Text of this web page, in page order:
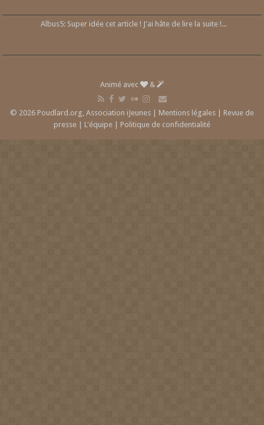
Albus5: Super idée cet article ! J'ai hâte de lire la suite !...
Animé avec &
© 2026 Poudlard.org, Association iJeunes | Mentions légales
Revue de
presse
L'équipe Politique de confidentialité